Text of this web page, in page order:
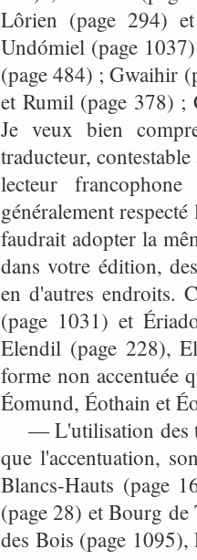
Lôrien (page 294)
Undómiel (page
(page 484) ; Gwaihir
et Rumil (page 378) ;
Je veux bien
traducteur,
lecteur
généralement
faudrait adopter la
dans votre édition,
en d'autres endroits.
(page 1031) et
Elendil (page 228),
forme non accentuée
Éomund, Éothain et
— L'utilisation des
que l'accentuation,
Blancs-Hauts (page
(page 28) et Bourg
des Bois (page 1095),